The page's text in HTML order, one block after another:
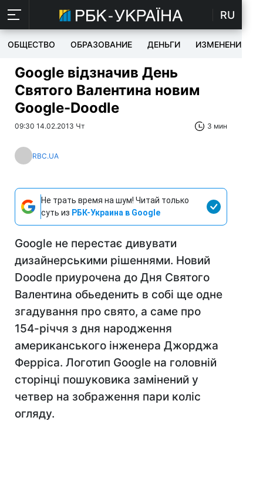
RU
ОБЩЕСТВО ОБРАЗОВАНИЕ ДЕНЬГИ ИЗМЕНЕНИЯ
Google відзначив День
Святого Валентина новим
Google-Doodle
09:30 14.02.2013 Чт 3 мин
RBC.UA
Не трать время на шум! Читай только
суть из РБК-Украина в Google
Google не перестає дивувати
дизайнерськими рішеннями. Новий
Doodle приурочена до Дня Святого
Валентина обьеденить в собі ще одне
згадування про свято, а саме про
154-річчя з дня народження
американського інженера Джорджа
Ферріса. Логотип Google на головній
сторінці пошуковика замінений у
четвер на зображення пари коліс
огляду.